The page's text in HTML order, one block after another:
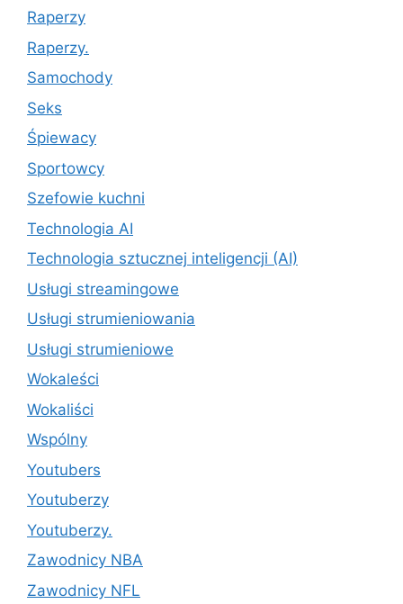
Raperzy
Raperzy.
Samochody
Seks
Śpiewacy
Sportowcy
Szefowie kuchni
Technologia AI
Technologia sztucznej inteligencji (AI)
Usługi streamingowe
Usługi strumieniowania
Usługi strumieniowe
Wokaleści
Wokaliści
Wspólny
Youtubers
Youtuberzy
Youtuberzy.
Zawodnicy NBA
Zawodnicy NFL